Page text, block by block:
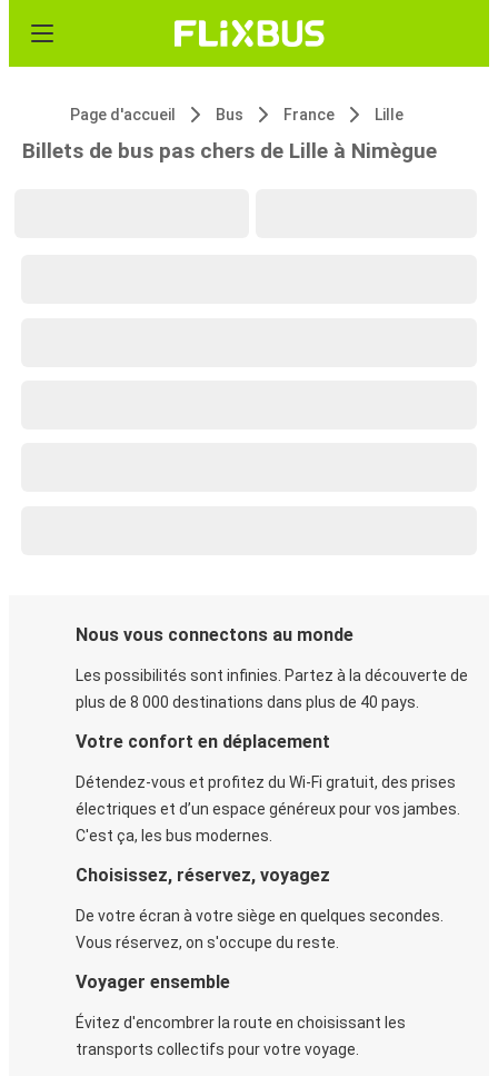
Page d'accueil Bus France Lille
Billets de bus pas chers de Lille à Nimègue
Nous vous connectons au monde
Les possibilités sont infinies. Partez à la découverte de
plus de 8 000 destinations dans plus de 40 pays.
Votre confort en déplacement
Détendez-vous et profitez du Wi-Fi gratuit, des prises
électriques et d’un espace généreux pour vos jambes.
C'est ça, les bus modernes.
Choisissez, réservez, voyagez
De votre écran à votre siège en quelques secondes.
Vous réservez, on s'occupe du reste.
Voyager ensemble
Évitez d'encombrer la route en choisissant les
transports collectifs pour votre voyage.